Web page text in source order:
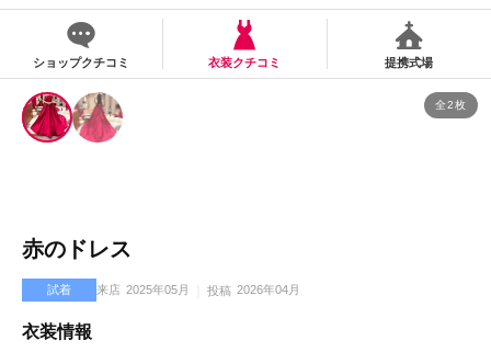
ショップクチコミ 衣装クチコミ 提携式場
全2枚
赤のドレス
試着 来店 2025年05月 投稿 2026年04月
衣装情報